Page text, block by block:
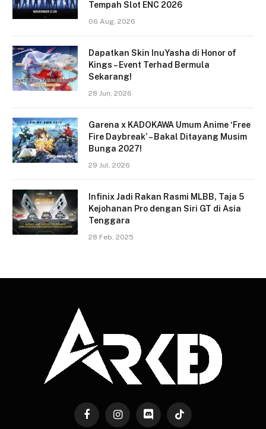
Tempah Slot ENC 2026
06 Aug, 2026
Dapatkan Skin InuYasha di Honor of
Kings – Event Terhad Bermula
Sekarang!
28 Jun, 2026
Garena x KADOKAWA Umum Anime ‘Free
Fire Daybreak’ – Bakal Ditayang Musim
Bunga 2027!
29 Jul, 2026
Infinix Jadi Rakan Rasmi MLBB, Taja 5
Kejohanan Pro dengan Siri GT di Asia
Tenggara
28 Feb, 2025
FacebookInstagramDiscord TikTok